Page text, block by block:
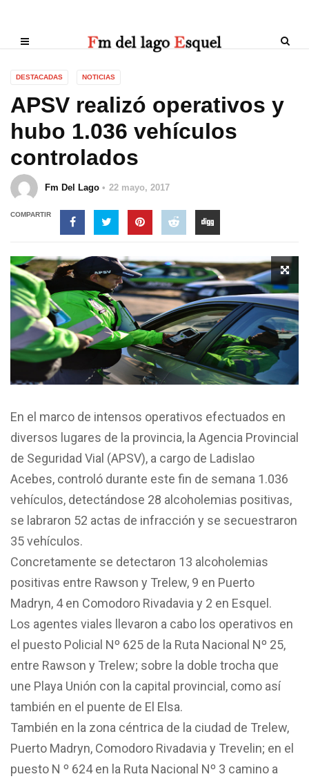
DESTACADAS NOTICIAS
APSV realizó operativos y
hubo 1.036 vehículos
controlados
Fm Del Lago 22 mayo, 2017
COMPARTIR
En el marco de intensos operativos efectuados en
diversos lugares de la provincia, la Agencia Provincial
de Seguridad Vial (APSV), a cargo de Ladislao
Acebes, controló durante este fin de semana 1.036
vehículos, detectándose 28 alcoholemias positivas,
se labraron 52 actas de infracción y se secuestraron
35 vehículos.
Concretamente se detectaron 13 alcoholemias
positivas entre Rawson y Trelew, 9 en Puerto
Madryn, 4 en Comodoro Rivadavia y 2 en Esquel.
Los agentes viales llevaron a cabo los operativos en
el puesto Policial Nº 625 de la Ruta Nacional Nº 25,
entre Rawson y Trelew; sobre la doble trocha que
une Playa Unión con la capital provincial, como así
también en el puente de El Elsa.
También en la zona céntrica de la ciudad de Trelew,
Puerto Madryn, Comodoro Rivadavia y Trevelin; en el
puesto N º 624 en la Ruta Nacional Nº 3 camino a